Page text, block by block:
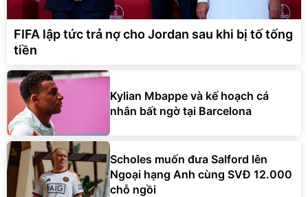
FIFA lập tức trả nợ cho Jordan sau khi bị tố tống
tiền
Kylian Mbappe và kế hoạch cá
nhân bất ngờ tại Barcelona
Scholes muốn đưa Salford lên
Ngoại hạng Anh cùng SVĐ 12.000
chỗ ngồi